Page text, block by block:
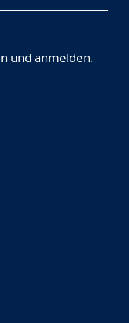
und anmelden.